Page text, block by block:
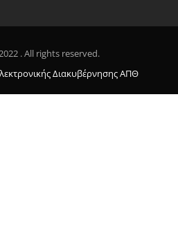
. All rights reserved.
Διακυβέρνησης ΑΠΘ